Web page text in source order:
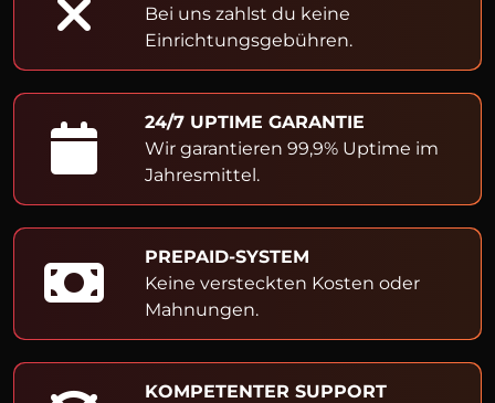
Bei uns zahlst du keine
Einrichtungsgebühren.
24/7 UPTIME GARANTIE
Wir garantieren 99,9% Uptime im
Jahresmittel.
PREPAID-SYSTEM
Keine versteckten Kosten oder
Mahnungen.
KOMPETENTER SUPPORT